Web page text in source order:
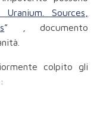
Uranium. Sources,
” , documento
colpito gli